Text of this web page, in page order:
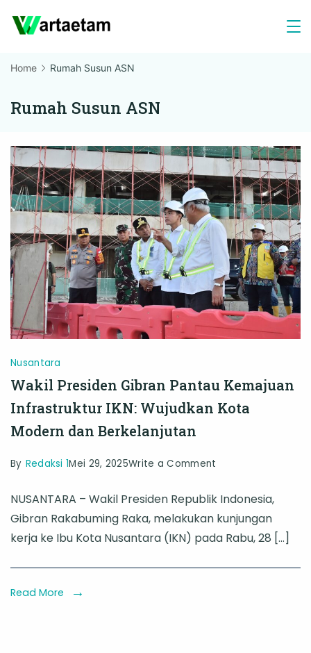
Home Rumah Susun ASN
Rumah Susun ASN
Nusantara
Wakil Presiden Gibran Pantau Kemajuan
Infrastruktur IKN: Wujudkan Kota
Modern dan Berkelanjutan
By Redaksi 1Mei 29, 2025Write a Comment
Presiden
Gibran
Pantau
Kemajuan
NUSANTARA – Wakil Presiden Republik Indonesia,
Gibran Rakabuming Raka, melakukan kunjungan
kerja ke Ibu Kota Nusantara (IKN) pada Rabu, 28 […]
Read More